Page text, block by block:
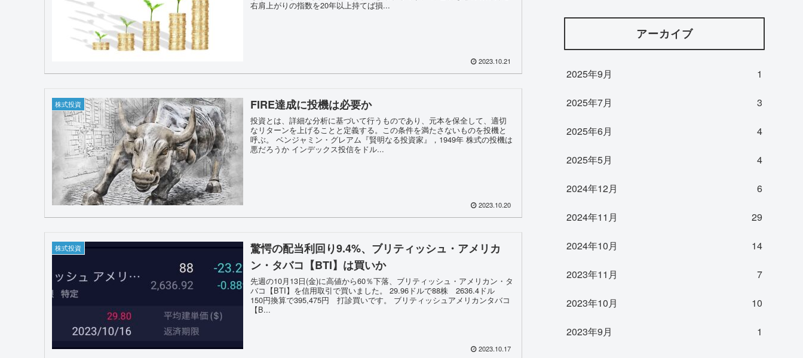
右肩上がりの指数を20年以上持てば損...
2023.10.21
株式投資 FIRE達成に投機は必要か
投資とは、詳細な分析に基づいて行うものであり、元本を保全して、適切
なリターンを上げることと定義する。この条件を満たさないものを投機と
呼ぶ。 ベンジャミン・グレアム『賢明なる投資家』，1949年 株式の投機は
悪だろうか インデックス投信をドル...
2023.10.20
株式投資
驚愕の配当利回り9.4%、ブリティッシュ・アメリカ
ン・タバコ【BTI】は買いか
先週の10月13日(金)に高値から60％下落、ブリティッシュ・アメリカン・タ
バコ【BTI】を信用取引で買いました。 29.96ドルで88株 2636.4ドル
150円換算で395,475円 打診買いです。 ブリティッシュアメリカンタバコ
【B...
2023.10.17
アーカイブ
2025年9月 1
2025年7月 3
2025年6月 4
2025年5月 4
2024年12月 6
2024年11月 29
2024年10月 14
2023年11月 7
2023年10月 10
2023年9月 1